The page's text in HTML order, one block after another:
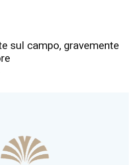
sul campo, gravemente